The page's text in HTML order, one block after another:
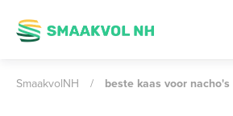
SmaakvolNH / beste kaas voor nacho's